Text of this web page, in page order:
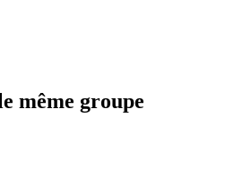
même groupe